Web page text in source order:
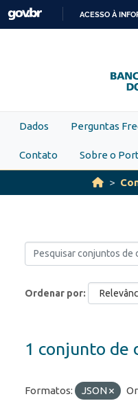
Skip to main content
ACESSO À
Dados Perguntas
Contato Sobre o
Ordenar por
1 conjunto de
Formatos: JSON